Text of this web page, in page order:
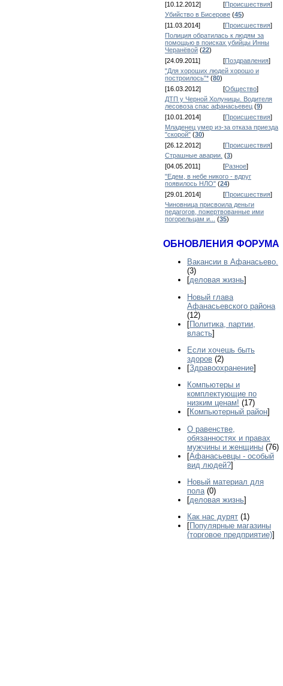
[10.12.2012]
[Происшествия]
Убийство в Бисерове (45)
[11.03.2014]
[Происшествия]
Полиция обратилась к людям за
помощью в поисках убийцы Инны
Черанёвой (22)
[24.09.2011]
[Поздравления]
"Для хороших людей хорошо и
построилось"* (80)
[16.03.2012]
[Общество]
ДТП у Черной Холуницы. Водителя
лесовоза спас афанасьевец (9)
[10.01.2014]
[Происшествия]
Младенец умер из-за отказа приезда
"скорой" (30)
[26.12.2012]
[Происшествия]
Страшные аварии. (3)
[04.05.2011]
[Разное]
"Едем, в небе никого - вдруг
появилось НЛО" (24)
[29.01.2014]
[Происшествия]
Чиновница присвоила деньги
педагогов, пожертвованные ими
погорельцам и...
(35)
ОБНОВЛЕНИЯ ФОРУМА
Вакансии в Афанасьево.
(3)
[деловая жизнь]
Новый глава
Афанасьевского района
(12)
[Политика, партии,
власть]
Если хочешь быть
здоров (2)
[Здравоохранение]
Компьютеры и
комплектующие по
низким ценам! (17)
[Компьютерный район]
О равенстве,
обязанностях и правах
мужчины и женщины (76)
[Афанасьевцы - особый
вид людей?]
Новый материал для
пола (0)
[деловая жизнь]
Как нас дурят (1)
[Популярные магазины
(торговое предприятие)]